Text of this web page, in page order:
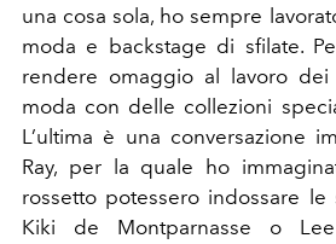
una cosa sola, ho sempre
moda e backstage di sfilate.
rendere omaggio al lavoro
moda con delle collezioni
L’ultima è una conversazione
Ray, per la quale ho
rossetto potessero indossare
Kiki de Montparnasse o